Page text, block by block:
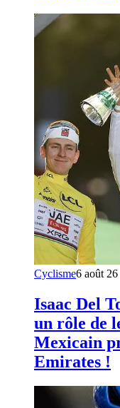
Cyclisme6 août 26
Isaac Del
un rôle de
Mexicain
Emirates !